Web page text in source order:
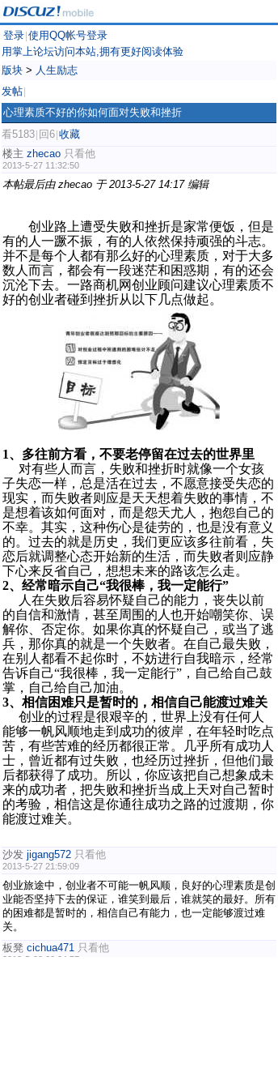
登录 使用QQ帐号登录
用掌上论坛访问本站,拥有更好阅读体验
版块 > 人生励志
发帖
心理素质不好的你如何面对失败和挫折
看5183 回6 收藏
楼主 zhecao 只看他
2013-5-27 11:32:50
本帖最后由 zhecao 于 2013-5-27 14:17 编辑
创业路上遭受失败和挫折是家常便饭，但是
有的人一蹶不振，有的人依然保持顽强的斗志。
并不是每个人都有那么好的心理素质，对于大多
数人而言，都会有一段迷茫和困惑期，有的还会
沉沦下去。一路商机网创业顾问建议心理素质不
好的创业者碰到挫折从以下几点做起。
1、多往前方看，不要老停留在过去的世界里
对有些人而言，失败和挫折时就像一个女孩
子失恋一样，总是活在过去，不愿意接受失恋的
现实，而失败者则应是天天想着失败的事情，不
是想着该如何面对，而是怨天尤人，抱怨自己的
不幸。其实，这种伤心是徒劳的，也是没有意义
的。过去的就是历史，我们更应该多往前看，失
恋后就调整心态开始新的生活，而失败者则应静
下心来反省自己，想想未来的路该怎么走。
2、经常暗示自己“我很棒，我一定能行”
人在失败后容易怀疑自己的能力，丧失以前
的自信和激情，甚至周围的人也开始嘲笑你、误
解你、否定你。如果你真的怀疑自己，或当了逃
兵，那你真的就是一个失败者。在自己最失败，
在别人都看不起你时，不妨进行自我暗示，经常
告诉自己“我很棒，我一定能行”，自己给自己鼓
掌，自己给自己加油。
3、相信困难只是暂时的，相信自己能渡过难关
创业的过程是很艰辛的，世界上没有任何人
能够一帆风顺地走到成功的彼岸，在年轻时吃点
苦，有些苦难的经历都很正常。几乎所有成功人
士，曾近都有过失败，也经历过挫折，但他们最
后都获得了成功。所以，你应该把自己想象成未
来的成功者，把失败和挫折当成上天对自己暂时
的考验，相信这是你通往成功之路的过渡期，你
能渡过难关。
沙发 jigang572 只看他
2013-5-27 21:59:09
创业旅途中，创业者不可能一帆风顺，良好的心理素质是创
业能否坚持下去的保证，谁笑到最后，谁就笑的最好。所有
的困难都是暂时的，相信自己有能力，也一定能够渡过难
关。
板凳 cichua471 只看他
2013-5-28 20:24:57